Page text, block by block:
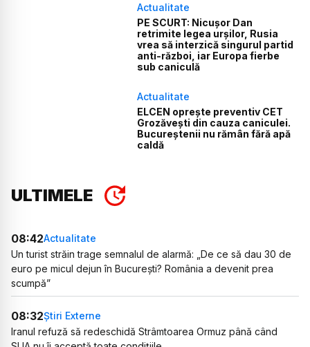
Actualitate
PE SCURT: Nicușor Dan
retrimite legea urșilor, Rusia
vrea să interzică singurul partid
anti-război, iar Europa fierbe
sub caniculă
Actualitate
ELCEN oprește preventiv CET
Grozăvești din cauza caniculei.
Bucureștenii nu rămân fără apă
caldă
ULTIMELE
08:42Actualitate
Un turist străin trage semnalul de alarmă: „De ce să dau 30 de
euro pe micul dejun în București? România a devenit prea
scumpă”
08:32Știri Externe
Iranul refuză să redeschidă Strâmtoarea Ormuz până când